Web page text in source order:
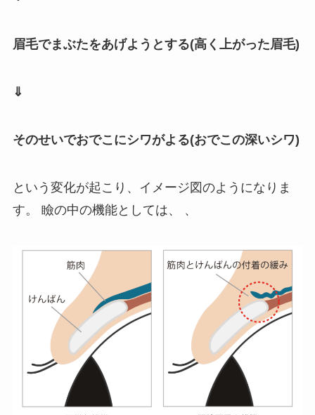
眉毛でまぶたをあげようとする(高く上がった眉毛)
⇓
そのせいでおでこにシワがよる(おでこの深いシワ)
という変化が起こり、イメージ図のようになりま
す。 瞼の中の機能としては、 、